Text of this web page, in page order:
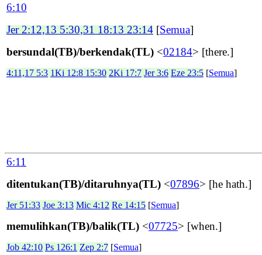
6:10
Jer 2:12,13 5:30,31 18:13 23:14 [Semua]
bersundal(TB)/berkendak(TL) <02184> [there.]
4:11,17 5:3 1Ki 12:8 15:30 2Ki 17:7 Jer 3:6 Eze 23:5 [Semua]
6:11
ditentukan(TB)/ditaruhnya(TL) <07896> [he hath.]
Jer 51:33 Joe 3:13 Mic 4:12 Re 14:15 [Semua]
memulihkan(TB)/balik(TL) <07725> [when.]
Job 42:10 Ps 126:1 Zep 2:7 [Semua]